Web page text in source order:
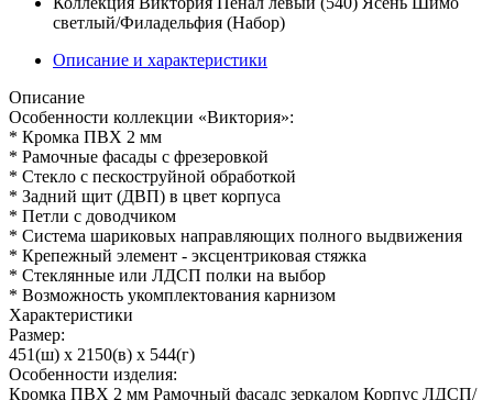
светлый/Филадельфия (Набор)
Описание и характеристики
Описание
Особенности коллекции «Виктория»:
* Кромка ПВХ 2 мм
* Рамочные фасады с фрезеровкой
* Стекло с пескоструйной обработкой
* Задний щит (ДВП) в цвет корпуса
* Петли с доводчиком
* Система шариковых направляющих полного выдвижения
* Крепежный элемент - эксцентриковая стяжка
* Стеклянные или ЛДСП полки на выбор
* Возможность укомплектования карнизом
Характеристики
Размер:
451(ш) x 2150(в) x 544(г)
Особенности изделия:
Кромка ПВХ 2 мм Рамочный фасадс зеркалом Корпус ЛДСП/